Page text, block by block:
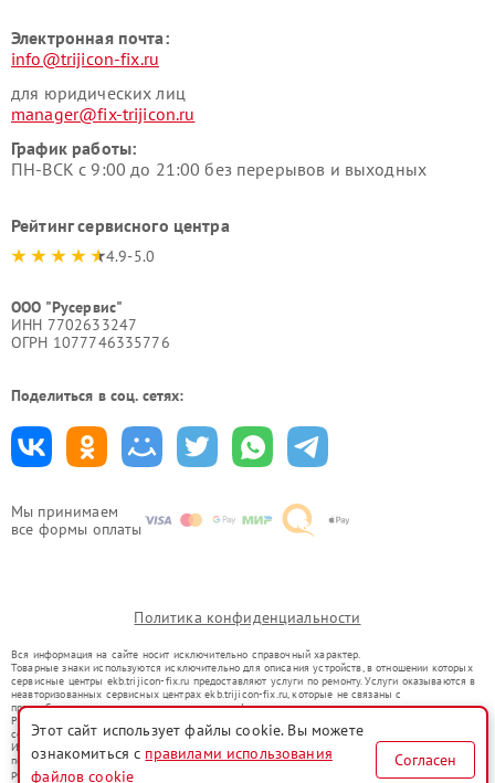
Мы принимаем
все формы оплаты
Электронная почта:
info@trijicon-fix.ru
для юридических лиц
manager@fix-trijicon.ru
График работы:
ПН-ВСК с 9:00 до 21:00 без перерывов и выходных
Рейтинг сервисного центра
4.9-5.0
ООО "Русервис"
ИНН 7702633247
ОГРН 1077746335776
Поделиться в соц. сетях:
Политика конфиденциальности
Вся информация на сайте носит исключительно справочный характер.
Товарные знаки используются исключительно для описания устройств, в отношении которых
сервисные центры ekb.trijicon-fix.ru предоставляют услуги по ремонту. Услуги оказываются в
неавторизованных сервисных центрах ekb.trijicon-fix.ru, которые не связаны с
правообладателями товарных знаков или их официальными представителями.
Ремонт осуществляется для устройств, уже введенных в гражданский оборот в соответствии
со статьей 1487 ГК РФ.
Использование товарных знаков не преследует цели индивидуализации услуг или введения
потребителей в заблуждение, а служит для информирования о предоставляемых услугах по
ремонту техники указанных брендов.
Этот сайт использует файлы cookie. Вы можете
ознакомиться с правилами использования
файлов cookie
Согласен